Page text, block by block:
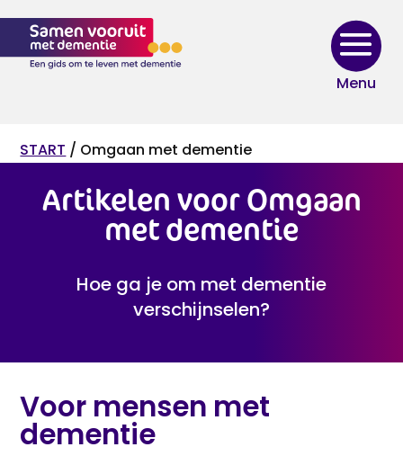
content
START / Omgaan met dementie
Artikelen voor Omgaan
met dementie
Hoe ga je om met dementie
verschijnselen?
Voor mensen met
dementie